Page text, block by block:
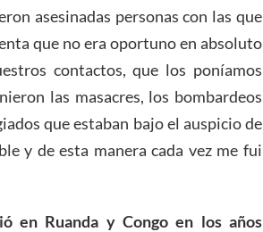
asesinadas personas con las que
que no era oportuno en absoluto
contactos, que los poníamos
las masacres, los bombardeos
que estaban bajo el auspicio de
y de esta manera cada vez me fui
en Ruanda y Congo en los años